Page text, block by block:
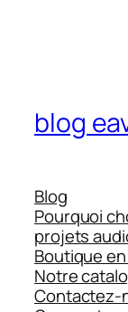
blog
Blog
Pourquoi
projets
Boutique
Notre
Contactez-